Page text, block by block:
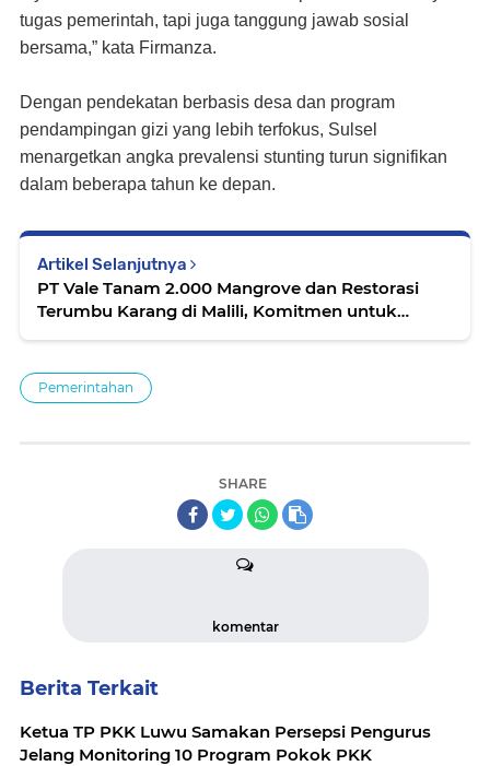
tugas pemerintah, tapi juga tanggung jawab sosial
bersama,” kata Firmanza.
Dengan pendekatan berbasis desa dan program
pendampingan gizi yang lebih terfokus, Sulsel
menargetkan angka prevalensi stunting turun signifikan
dalam beberapa tahun ke depan.
Artikel Selanjutnya
PT Vale Tanam 2.000 Mangrove dan Restorasi
Terumbu Karang di Malili, Komitmen untuk
Pemerintahan
SHARE
komentar
Berita Terkait
Ketua TP PKK Luwu Samakan Persepsi Pengurus
Jelang Monitoring 10 Program Pokok PKK